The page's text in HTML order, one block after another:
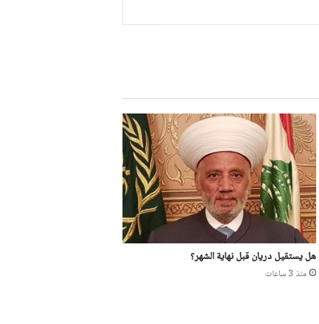
هل يستقيل دريان قبل نهاية الشهر؟
منذ 3 ساعات